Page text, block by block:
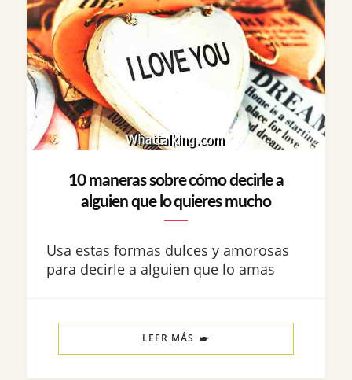
10 maneras sobre cómo decirle a
alguien que lo quieres mucho
Usa estas formas dulces y amorosas
para decirle a alguien que lo amas
LEER MÁS